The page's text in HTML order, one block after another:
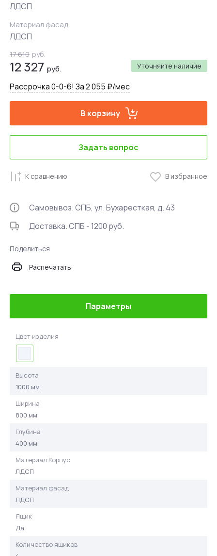
ЛДСП
Материал фасад
ЛДСП
Уточняйте наличие
17 610 руб.
12 327 руб.
Рассрочка 0-0-6! За 2 055 ₽/мес
В корзину
Задать вопрос
К сравнению В избранное
Самовывоз. СПБ, ул. Бухаресткая, д. 43
Доставка. СПБ - 1200 руб.
Поделиться
Распечатать
Параметры
Цвет изделия
Высота
1000 мм
Ширина
800 мм
Глубина
400 мм
Материал Корпус
ЛДСП
Материал фасад
ЛДСП
Ящик
Да
Количество ящиков